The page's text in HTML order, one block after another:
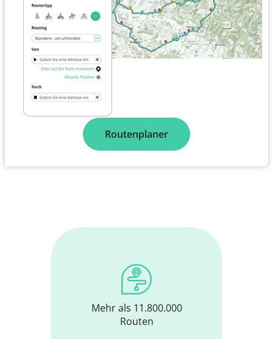
Routenplaner
Mehr als 11.800.000
Routen